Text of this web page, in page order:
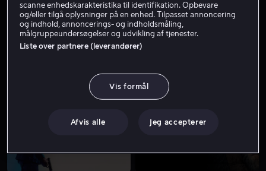
scanne enhedskarakteristika til identifikation. Opbevare
og/eller tilgå oplysninger på en enhed. Tilpasset annoncering
og indhold, annoncerings- og indholdsmåling,
målgruppeundersøgelser og udvikling af tjenester.
Liste over partnere (leverandører)
Vis formål
Afvis alle Jeg accepterer